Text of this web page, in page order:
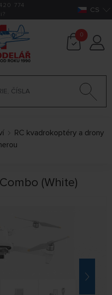
774
CS
0
RC kvadrokoptéry a drony
(White)